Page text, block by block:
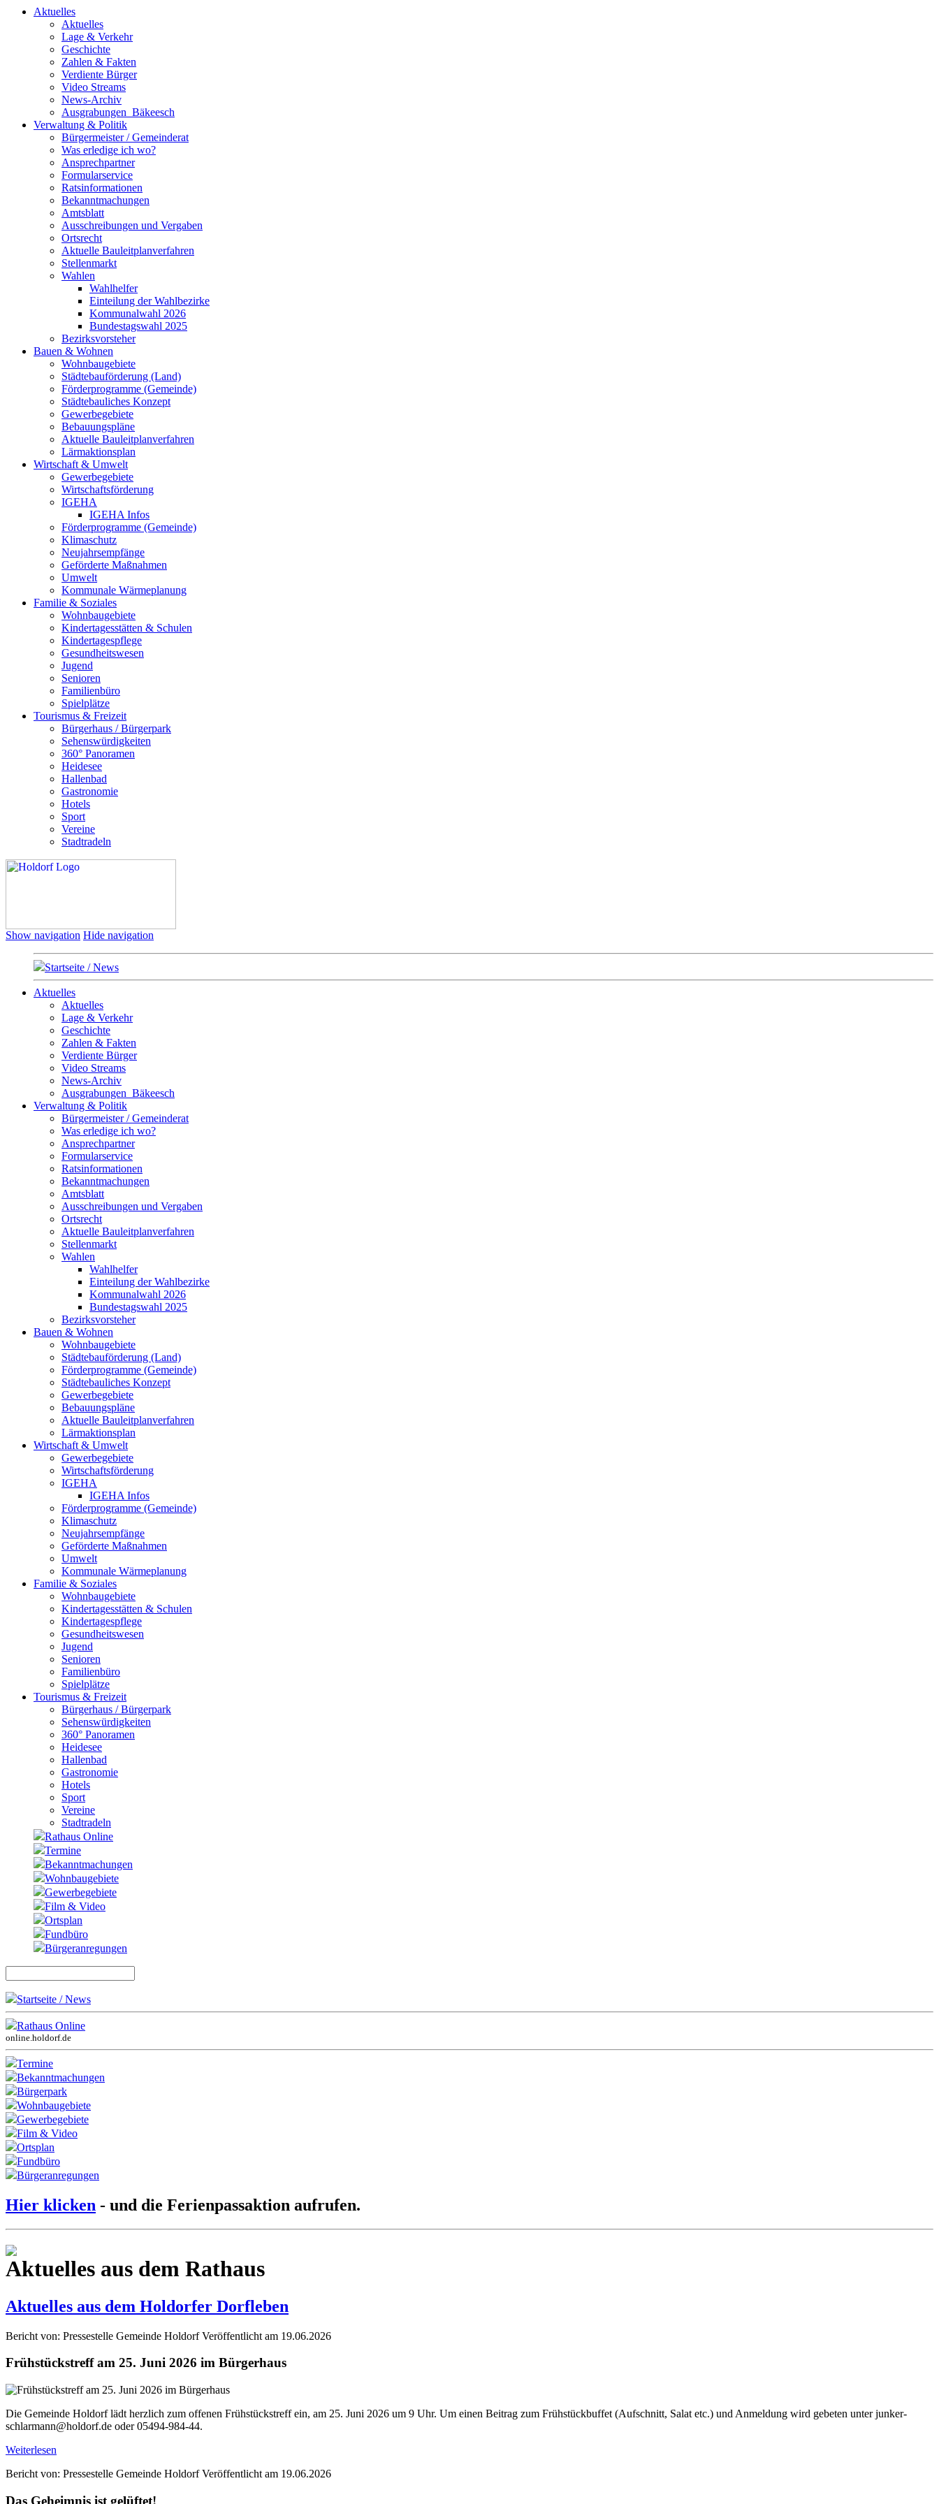
Aktuelles
Aktuelles
Lage & Verkehr
Geschichte
Zahlen & Fakten
Verdiente Bürger
Video Streams
News-Archiv
Ausgrabungen_Bäkeesch
Verwaltung & Politik
Bürgermeister / Gemeinderat
Was erledige ich wo?
Ansprechpartner
Formularservice
Ratsinformationen
Bekanntmachungen
Amtsblatt
Ausschreibungen und Vergaben
Ortsrecht
Aktuelle Bauleitplanverfahren
Stellenmarkt
Wahlen
Wahlhelfer
Einteilung der Wahlbezirke
Kommunalwahl 2026
Bundestagswahl 2025
Bezirksvorsteher
Bauen & Wohnen
Wohnbaugebiete
Städtebauförderung (Land)
Förderprogramme (Gemeinde)
Städtebauliches Konzept
Gewerbegebiete
Bebauungspläne
Aktuelle Bauleitplanverfahren
Lärmaktionsplan
Wirtschaft & Umwelt
Gewerbegebiete
Wirtschaftsförderung
IGEHA
IGEHA Infos
Förderprogramme (Gemeinde)
Klimaschutz
Neujahrsempfänge
Geförderte Maßnahmen
Umwelt
Kommunale Wärmeplanung
Familie & Soziales
Wohnbaugebiete
Kindertagesstätten & Schulen
Kindertagespflege
Gesundheitswesen
Jugend
Senioren
Familienbüro
Spielplätze
Tourismus & Freizeit
Bürgerhaus / Bürgerpark
Sehenswürdigkeiten
360° Panoramen
Heidesee
Hallenbad
Gastronomie
Hotels
Sport
Vereine
Stadtradeln
Show navigation Hide navigation
Startseite / News
Aktuelles
Aktuelles
Lage & Verkehr
Geschichte
Zahlen & Fakten
Verdiente Bürger
Video Streams
News-Archiv
Ausgrabungen_Bäkeesch
Verwaltung & Politik
Bürgermeister / Gemeinderat
Was erledige ich wo?
Ansprechpartner
Formularservice
Ratsinformationen
Bekanntmachungen
Amtsblatt
Ausschreibungen und Vergaben
Ortsrecht
Aktuelle Bauleitplanverfahren
Stellenmarkt
Wahlen
Wahlhelfer
Einteilung der Wahlbezirke
Kommunalwahl 2026
Bundestagswahl 2025
Bezirksvorsteher
Bauen & Wohnen
Wohnbaugebiete
Städtebauförderung (Land)
Förderprogramme (Gemeinde)
Städtebauliches Konzept
Gewerbegebiete
Bebauungspläne
Aktuelle Bauleitplanverfahren
Lärmaktionsplan
Wirtschaft & Umwelt
Gewerbegebiete
Wirtschaftsförderung
IGEHA
IGEHA Infos
Förderprogramme (Gemeinde)
Klimaschutz
Neujahrsempfänge
Geförderte Maßnahmen
Umwelt
Kommunale Wärmeplanung
Familie & Soziales
Wohnbaugebiete
Kindertagesstätten & Schulen
Kindertagespflege
Gesundheitswesen
Jugend
Senioren
Familienbüro
Spielplätze
Tourismus & Freizeit
Bürgerhaus / Bürgerpark
Sehenswürdigkeiten
360° Panoramen
Heidesee
Hallenbad
Gastronomie
Hotels
Sport
Vereine
Stadtradeln
Rathaus Online
Termine
Bekanntmachungen
Wohnbaugebiete
Gewerbegebiete
Film & Video
Ortsplan
Fundbüro
Bürgeranregungen
Startseite / News
Rathaus Online
online.holdorf.de
Termine
Bekanntmachungen
Bürgerpark
Wohnbaugebiete
Gewerbegebiete
Film & Video
Ortsplan
Fundbüro
Bürgeranregungen
Hier klicken - und die Ferienpassaktion aufrufen.
Aktuelles aus dem Rathaus
Aktuelles aus dem Holdorfer Dorfleben
Bericht von: Pressestelle Gemeinde Holdorf Veröffentlicht am 19.06.2026
Frühstückstreff am 25. Juni 2026 im Bürgerhaus
Die Gemeinde Holdorf lädt herzlich zum offenen Frühstückstreff ein, am 25. Juni 2026 um 9 Uhr. Um einen Beitrag zum Frühstückbuffet (Aufschnitt, Salat etc.) und Anmeldung wird gebeten unter junker-
schlarmann@holdorf.de oder 05494-984-44.
Weiterlesen
Bericht von: Pressestelle Gemeinde Holdorf Veröffentlicht am 19.06.2026
Das Geheimnis ist gelüftet!